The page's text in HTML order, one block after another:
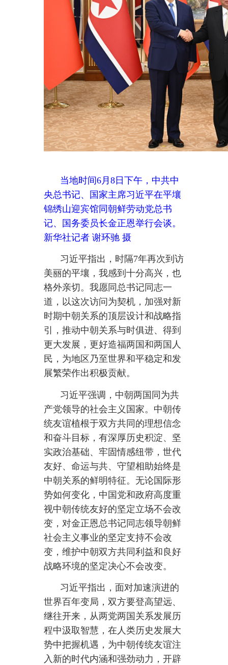
当地时间 6月8日下午，中共中
央总书记、国家主席习近平在平壤
锦绣山迎宾馆同朝鲜劳动党总书
记、国务委员长金正恩举行会谈。
新华社记者 谢环驰 摄
习近平指出，时隔7年再次到访
道，以这次访问为契机，加强对新
时期中朝关系的顶层设计和战略指
引，推动中朝关系与时俱进、得到
更大发展，更好造福两国和两国人
民，为地区乃至世界和平稳定和发
习近平强调，中朝两国同为共
产党领导的社会主义国家。中朝传
统友谊植根于双方共同的理想信念
和奋斗目标，有深厚历史积淀、坚
实政治基础、牢固情感纽带，世代
友好、命运与共、守望相助始终是
中朝关系的鲜明特征。无论国际形
势如何变化，中国党和政府高度重
视中朝传统友好的坚定立场不会改
社会主义事业的坚定支持不会改
变，维护中朝双方共同利益和良好
战略环境的坚定决心不会改变。
习近平指出，面对加速演进的
世界百年变局，双方要登高望远、
继往开来，从两党两国关系发展历
程中汲取智慧，在人类历史发展大
势中把握机遇，为中朝传统友谊注
入新的时代内涵和强劲动力，开辟
两国社会主义事业和地区和平与发
展更加美好的前景。
习近平就发展中朝关系提出4点
意见。
领，夯实政治互信根基。最高领导
人战略引领是中朝关系的最大优
势。我愿同总书记同志保持密切战
略沟通，引领中朝关系不断迈向新
高度。今年是《中朝友好合作互助
条约》签订65周年，双方要隆重举